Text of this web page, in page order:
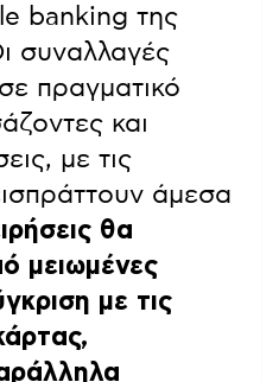
banking της
συναλλαγές
πραγματικό
και
με τις
άμεσα
θα
μειωμένες
με τις